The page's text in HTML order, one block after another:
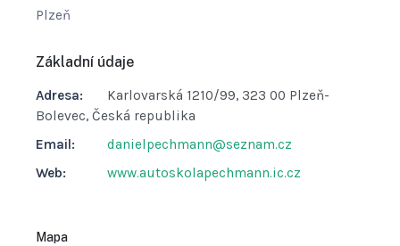
Plzeň
Základní údaje
Adresa:
Karlovarská 1210/99, 323 00 Plzeň-
Bolevec, Česká republika
Email:
danielpechmann@seznam.cz
Web:
www.autoskolapechmann.ic.cz
Mapa